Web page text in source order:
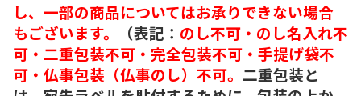
し、一部の商品についてはお承りできない場合
もございます。
（表記： のし不可・のし名入れ不
可・二重包装不可・完全包装不可・手提げ袋不
可・仏事包装（仏事のし）不可。 二重包装と